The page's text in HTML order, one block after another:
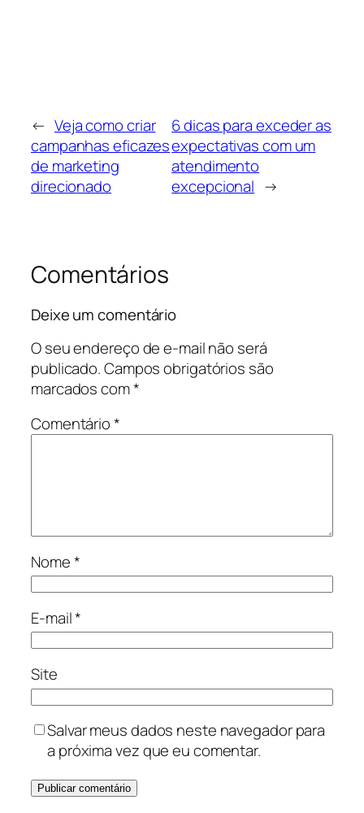
← Veja como criar
campanhas eficazes
de marketing
direcionado
6 dicas para exceder as
expectativas com um
atendimento
excepcional →
Comentários
Deixe um comentário
O seu endereço de e-mail não será
publicado.Campos obrigatórios são
marcados com*
Comentário*
Nome*
E-mail*
Site
Salvar meus dados neste navegador para
a próxima vez que eu comentar.